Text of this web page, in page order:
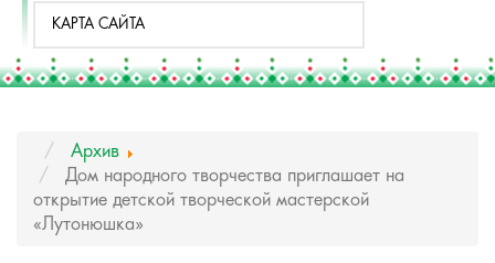
КАРТА САЙТА
Архив
Дом народного творчества приглашает на
открытие детской творческой мастерской
«Лутонюшка»